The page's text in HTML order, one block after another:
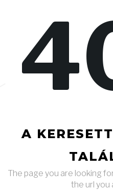
A
The page you are looking
the url you